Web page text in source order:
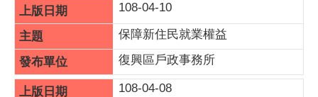
108-04-10
保障新住民就業權益
復興區戶政事務所
108-04-08